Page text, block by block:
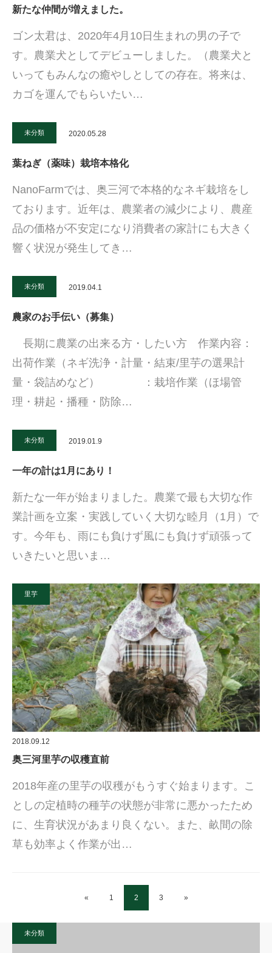
新たな仲間が増えました。
ゴン太君は、2020年4月10日生まれの男の子で
す。農業犬としてデビューしました。（農業犬と
いってもみんなの癒やしとしての存在。将来は、
カゴを運んでもらいたい…
未分類 2020.05.28
葉ねぎ（薬味）栽培本格化
NanoFarmでは、奥三河で本格的なネギ栽培をし
ております。近年は、農業者の減少により、農産
品の価格が不安定になり消費者の家計にも大きく
響く状況が発生してき…
未分類 2019.04.1
農家のお手伝い（募集）
長期に農業の出来る方・したい方 作業内容：
出荷作業（ネギ洗浄・計量・結束/里芋の選果計
量・袋詰めなど） ：栽培作業（ほ場管
理・耕起・播種・防除…
未分類 2019.01.9
一年の計は1月にあり！
新たな一年が始まりました。農業で最も大切な作
業計画を立案・実践していく大切な睦月（1月）で
す。今年も、雨にも負けず風にも負けず頑張って
いきたいと思いま…
里芋
2018.09.12
奥三河里芋の収穫直前
2018年産の里芋の収穫がもうすぐ始まります。こ
としの定植時の種芋の状態が非常に悪かったため
に、生育状況があまり良くない。また、畝間の除
草も効率よく作業が出…
« 1 2 3 »
未分類